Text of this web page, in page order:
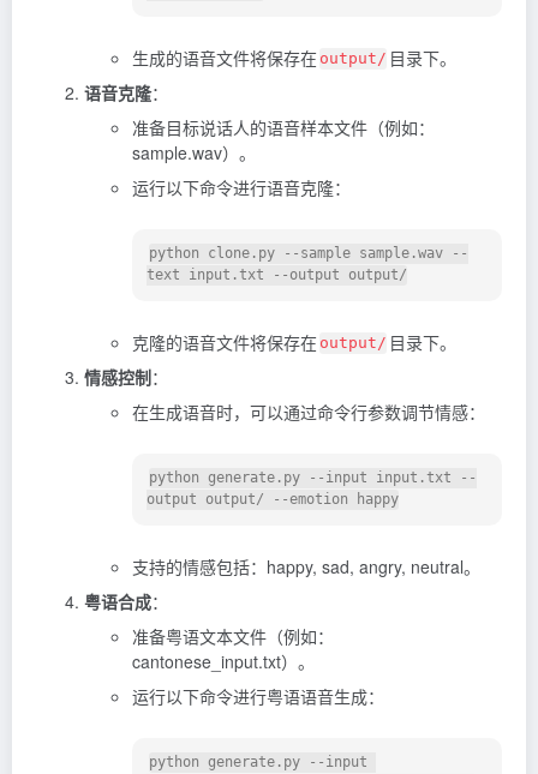
生成的语音文件将保存在 output/ 目录下。
语音克隆：
准备目标说话人的语音样本文件（例如：
sample.wav）。
运行以下命令进行语音克隆：
python clone.py --sample sample.wav --
克隆的语音文件将保存在 output/ 目录下。
情感控制：
在生成语音时，可以通过命令行参数调节情感：
python generate.py --input input.txt --
支持的情感包括：happy, sad, angry, neutral。
粤语合成：
准备粤语文本文件（例如：
cantonese_input.txt）。
运行以下命令进行粤语语音生成：
python generate.py --input